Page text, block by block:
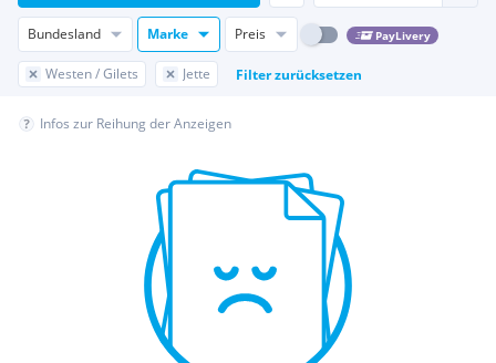
Bundesland Marke Preis PayLivery
Westen / Gilets Jette Filter zurücksetzen
Infos zur Reihung der Anzeigen